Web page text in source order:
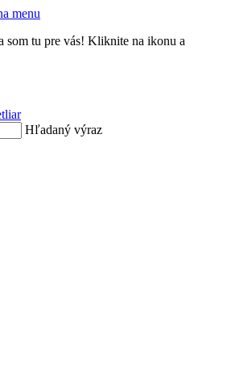
menu
som tu pre vás! Kliknite na ikonu a
Hľadaný výraz